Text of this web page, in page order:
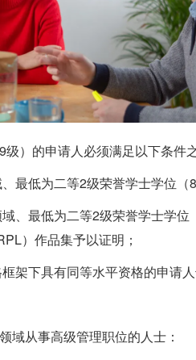
9级）的申请人必须满足以下条件
最低为二等2级荣誉学士学位（8
、最低为二等2级荣誉学士学位
）作品集予以证明；
架下具有同等水平资格的申请人
域从事高级管理职位的人士：